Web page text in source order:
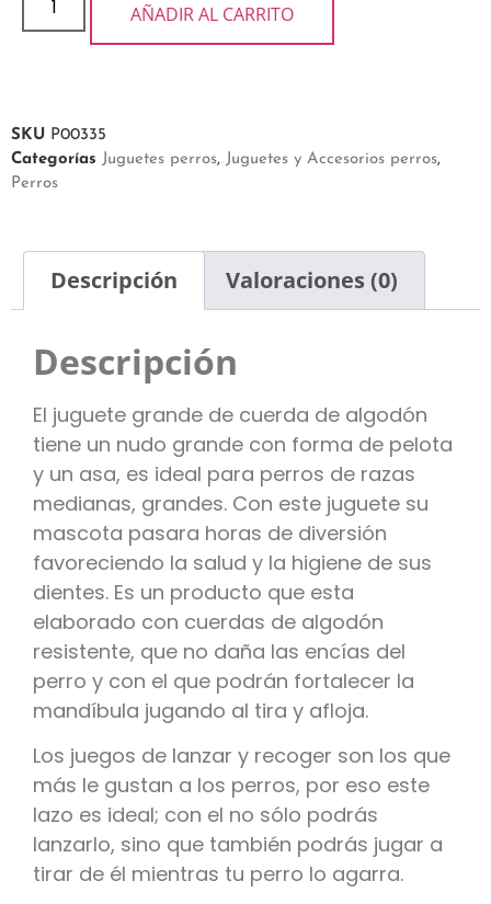
AÑADIR AL CARRITO
SKU P00335
Categorías Juguetes perros, Juguetes y Accesorios perros,
Perros
Descripción Valoraciones (0)
Descripción
El juguete grande de cuerda de algodón
tiene un nudo grande con forma de pelota
y un asa, es ideal para perros de razas
medianas, grandes. Con este juguete su
mascota pasara horas de diversión
favoreciendo la salud y la higiene de sus
dientes. Es un producto que esta
elaborado con cuerdas de algodón
resistente, que no daña las encías del
perro y con el que podrán fortalecer la
mandíbula jugando al tira y afloja.
Los juegos de lanzar y recoger son los que
más le gustan a los perros, por eso este
lazo es ideal; con el no sólo podrás
lanzarlo, sino que también podrás jugar a
tirar de él mientras tu perro lo agarra.